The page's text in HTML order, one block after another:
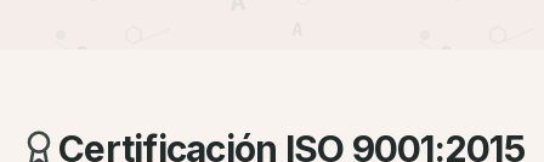
Certificación ISO 9001:2015